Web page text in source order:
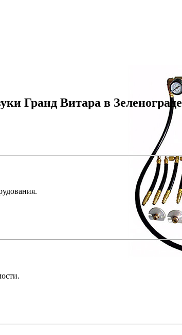
Гранд Витара в Зеленограде